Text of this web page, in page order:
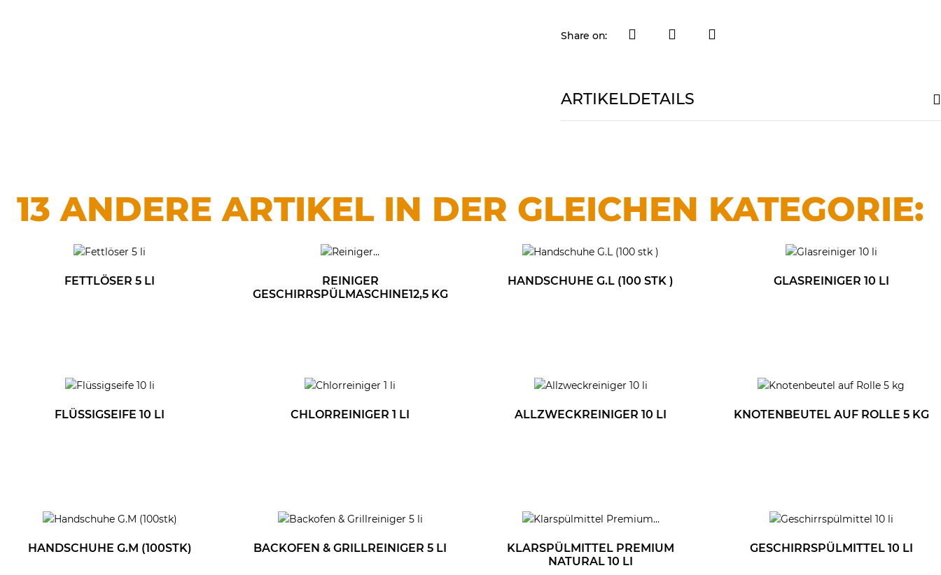
Share on:
ARTIKELDETAILS
13 ANDERE ARTIKEL IN DER GLEICHEN KATEGORIE:
FETTLÖSER 5 LI
REINIGER
GESCHIRRSPÜLMASCHINE12,5 KG
HANDSCHUHE G.L (100 STK ) GLASREINIGER 10 LI
FLÜSSIGSEIFE 10 LI CHLORREINIGER 1 LI ALLZWECKREINIGER 10 LI KNOTENBEUTEL AUF ROLLE 5 KG
HANDSCHUHE G.M (100STK) BACKOFEN & GRILLREINIGER 5 LI
KLARSPÜLMITTEL PREMIUM
NATURAL 10 LI
GESCHIRRSPÜLMITTEL 10 LI